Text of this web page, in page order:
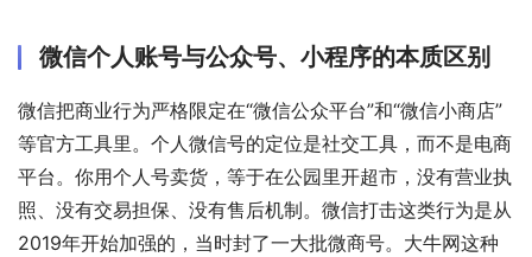
微信个人账号与公众号、小程序的本质区别
微信把商业行为严格限定在“微信公众平台”和“微信小商店”
等官方工具里。个人微信号的定位是社交工具，而不是电商
平台。你用个人号卖货，等于在公园里开超市，没有营业执
照、没有交易担保、没有售后机制。微信打击这类行为是从
2019年开始加强的，当时封了一大批微商号。大牛网这种